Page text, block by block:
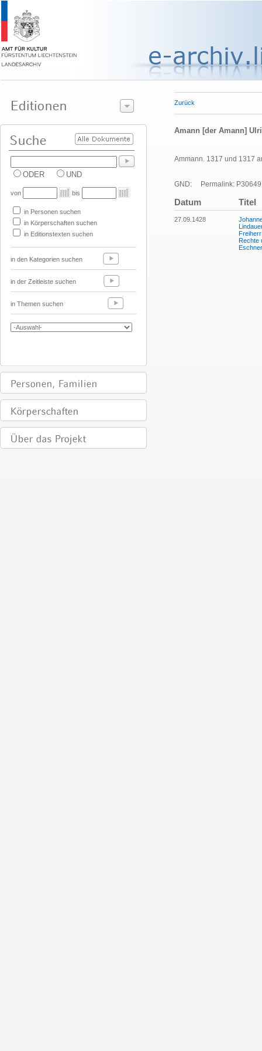
ODER UND
von bis
in Personen suchen
in Körperschaften suchen
in Editionstexten suchen
in den Kategorien suchen
in der Zeitleiste suchen
in Themen suchen
Zurück
Amann [der Amann]
Ammann. 1317 und 1317
GND: Permalink: P30649
Datum Titel
27.09.1428
Rechte